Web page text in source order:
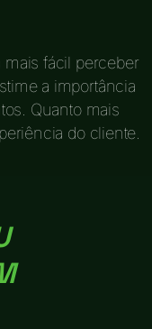
mais fácil perceber
a importância
Quanto mais
do cliente.